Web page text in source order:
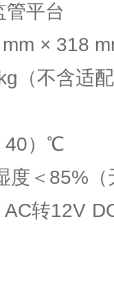
管平台
× 318
（不含适
40）℃
度＜85%（
转12V